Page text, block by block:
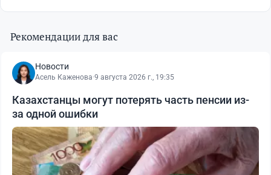
Рекомендации для вас
Новости
Асель Каженова·9 августа 2026 г., 19:35
Казахстанцы могут потерять часть пенсии из-
за одной ошибки